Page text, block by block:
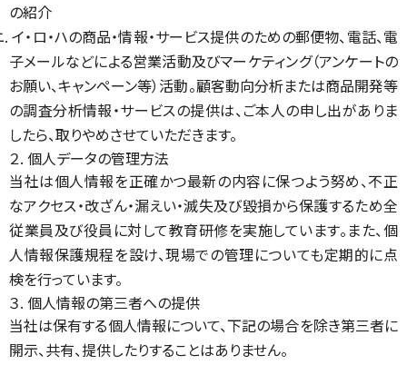
の紹介
. イ・ロ・ハの商品・情報・サービス提供のための郵便物、電話、電
子メールなどによる営業活動及びマーケティング（アンケートの
お願い、キャンペーン等）活動。顧客動向分析または商品開発等
の調査分析情報・サービスの提供は、ご本人の申し出がありま
したら、取りやめさせていただきます。
２. 個人データの管理方法
当社は個人情報を正確かつ最新の内容に保つよう努め、不正
なアクセス・改ざん・漏えい・滅失及び毀損から保護するため全
従業員及び役員に対して教育研修を実施しています。また、個
人情報保護規程を設け、現場での管理についても定期的に点
検を行っています。
３. 個人情報の第三者への提供
当社は保有する個人情報について、下記の場合を除き第三者に
開示、共有、提供したりすることはありません。